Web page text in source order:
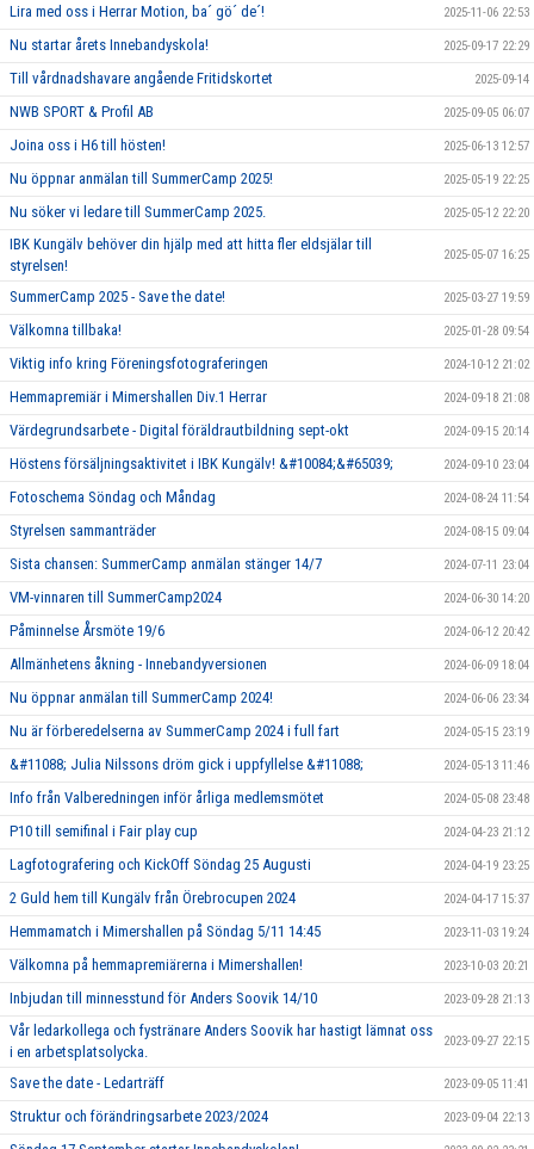
Lira med oss i Herrar Motion, ba´ gö´ de´! 2025-11-06 22:53
Nu startar årets Innebandyskola! 2025-09-17 22:29
Till vårdnadshavare angående Fritidskortet 2025-09-14
NWB SPORT & Profil AB 2025-09-05 06:07
Joina oss i H6 till hösten! 2025-06-13 12:57
Nu öppnar anmälan till SummerCamp 2025! 2025-05-19 22:25
Nu söker vi ledare till SummerCamp 2025. 2025-05-12 22:20
IBK Kungälv behöver din hjälp med att hitta fler eldsjälar till
styrelsen!
2025-05-07 16:25
SummerCamp 2025 - Save the date! 2025-03-27 19:59
Välkomna tillbaka! 2025-01-28 09:54
Viktig info kring Föreningsfotograferingen 2024-10-12 21:02
Hemmapremiär i Mimershallen Div.1 Herrar 2024-09-18 21:08
Värdegrundsarbete - Digital föräldrautbildning sept-okt 2024-09-15 20:14
Höstens försäljningsaktivitet i IBK Kungälv! &#10084;&#65039; 2024-09-10 23:04
Fotoschema Söndag och Måndag 2024-08-24 11:54
Styrelsen sammanträder 2024-08-15 09:04
Sista chansen: SummerCamp anmälan stänger 14/7 2024-07-11 23:04
VM-vinnaren till SummerCamp2024 2024-06-30 14:20
Påminnelse Årsmöte 19/6 2024-06-12 20:42
Allmänhetens åkning - Innebandyversionen 2024-06-09 18:04
Nu öppnar anmälan till SummerCamp 2024! 2024-06-06 23:34
Nu är förberedelserna av SummerCamp 2024 i full fart 2024-05-15 23:19
&#11088; Julia Nilssons dröm gick i uppfyllelse &#11088; 2024-05-13 11:46
Info från Valberedningen inför årliga medlemsmötet 2024-05-08 23:48
P10 till semifinal i Fair play cup 2024-04-23 21:12
Lagfotografering och KickOff Söndag 25 Augusti 2024-04-19 23:25
2 Guld hem till Kungälv från Örebrocupen 2024 2024-04-17 15:37
Hemmamatch i Mimershallen på Söndag 5/11 14:45 2023-11-03 19:24
Välkomna på hemmapremiärerna i Mimershallen! 2023-10-03 20:21
Inbjudan till minnesstund för Anders Soovik 14/10 2023-09-28 21:13
Vår ledarkollega och fystränare Anders Soovik har hastigt lämnat oss
i en arbetsplatsolycka.
2023-09-27 22:15
Save the date - Ledarträff 2023-09-05 11:41
Struktur och förändringsarbete 2023/2024 2023-09-04 22:13